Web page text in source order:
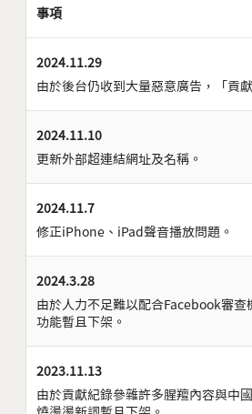
事項
2024.11.29
由於後台仍收到大量惡意廣告，「貢
2024.11.10
更新外部超連結網址及名稱。
2024.11.7
修正iPhone、iPad聲音播放問題。
2024.3.28
由於人力不足難以配合Facebook審查
功能暫且下架。
2023.11.13
由於貢獻紀錄參雜許多腥羶內容與中